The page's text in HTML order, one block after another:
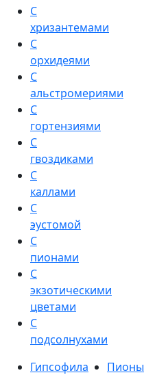
С
хризантемами
С
орхидеями
С
альстромериями
С
гортензиями
С
гвоздиками
С
каллами
С
эустомой
С
пионами
С
экзотическими
цветами
С
подсолнухами
Гипсофила
Пионы